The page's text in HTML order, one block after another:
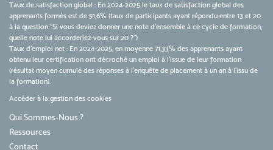
Taux de satisfaction global : En 2024-2025 le taux de satisfaction global des
apprenants formés est de 91,6% (taux de participants ayant répondu entre 13 et 20
à la question "Si vous deviez donner une note d’ensemble à ce cycle de formation,
quelle note lui accorderiez-vous sur 20 ?")
Taux d’emploi net : En 2024-2025, en moyenne 71,33% des apprenants ayant
obtenu leur certification ont décroché un emploi à l'issue de leur formation
(résultat moyen cumulé des réponses à l'enquête de placement à un an à l'issu de
la formation).
Accéder à la gestion des cookies
Qui Sommes-Nous ?
Ressources
Contact